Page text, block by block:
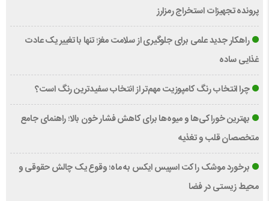
پرونده تجهیزات استخراج رمزارز
راهکار جدید علمی برای جلوگیری از سلامت مغز؛ تنها با تغییر یک عادت
غذایی ساده
چرا انتخاب رنگ کامپوزیت مهم‌تر از انتخاب سفیدترین رنگ است؟
بهترین خوراکی‌ها و میوه‌ها برای کاهش فشار خون بالا؛ راهنمای جامع
متخصصان قلب و تغذیه
برخورد موشک راکت اسپیس ایکس به ماه؛ وقوع یک چالش حقوقی و
محیط زیستی در فضا